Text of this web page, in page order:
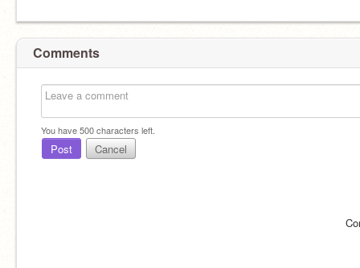
Comments
You have500characters left.
Post Cancel